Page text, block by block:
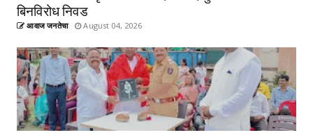
बिनविरोध निवड
आवाज जनतेचा August 04, 2026